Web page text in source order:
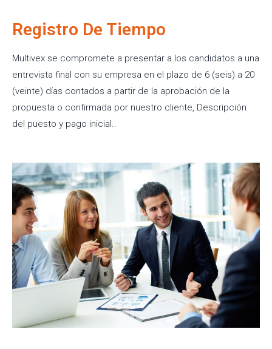
Registro De Tiempo
Multivex se compromete a presentar a los candidatos a una
entrevista final con su empresa en el plazo de 6 (seis) a 20
(veinte) días contados a partir de la aprobación de la
propuesta o confirmada por nuestro cliente, Descripción
del puesto y pago inicial..